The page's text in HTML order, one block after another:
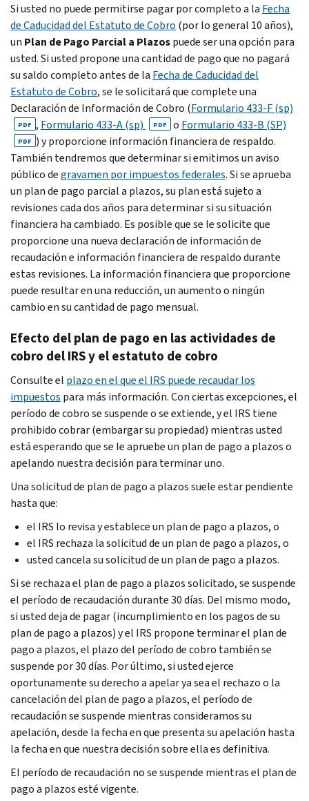
Si usted no puede permitirse pagar por completo a la Fecha
de Caducidad del Estatuto de Cobro (por lo general 10 años),
un Plan de Pago Parcial a Plazospuede ser una opción para
usted. Si usted propone una cantidad de pago que no pagará
su saldo completo antes de la Fecha de Caducidad del
Estatuto de Cobro, se le solicitará que complete una
Declaración de Información de Cobro (Formulario 433-F (sp)
PDF , Formulario 433-A (sp) PDF o Formulario 433-B (SP)
PDF ) y proporcione información financiera de respaldo.
También tendremos que determinar si emitimos un aviso
público degravamen por impuestos federales. Si se aprueba
un plan de pago parcial a plazos, su plan está sujeto a
revisiones cada dos años para determinar si su situación
financiera ha cambiado. Es posible que se le solicite que
proporcione una nueva declaración de información de
recaudación e información financiera de respaldo durante
estas revisiones. La información financiera que proporcione
puede resultar en una reducción, un aumento o ningún
cambio en su cantidad de pago mensual.
Efecto del plan de pago en las actividades de
cobro del IRS y el estatuto de cobro
Consulte el plazo en el que el IRS puede recaudar los
impuestos para más información. Con ciertas excepciones, el
período de cobro se suspende o se extiende, y el IRS tiene
prohibido cobrar (embargar su propiedad) mientras usted
está esperando que se le apruebe un plan de pago a plazos o
apelando nuestra decisión para terminar uno.
Una solicitud de plan de pago a plazos suele estar pendiente
hasta que:
el IRS lo revisa y establece un plan de pago a plazos, o
el IRS rechaza la solicitud de un plan de pago a plazos, o
usted cancela su solicitud de un plan de pago a plazos.
Si se rechaza el plan de pago a plazos solicitado, se suspende
el período de recaudación durante 30 días. Del mismo modo,
si usted deja de pagar (incumplimiento en los pagos de su
plan de pago a plazos) y el IRS propone terminar el plan de
pago a plazos, el plazo del período de cobro también se
suspende por 30 días. Por último, si usted ejerce
oportunamente su derecho a apelar ya sea el rechazo o la
cancelación del plan de pago a plazos, el período de
recaudación se suspende mientras consideramos su
apelación, desde la fecha en que presenta su apelación hasta
la fecha en que nuestra decisión sobre ella es definitiva.
El período de recaudación no se suspende mientras el plan de
pago a plazos esté vigente.